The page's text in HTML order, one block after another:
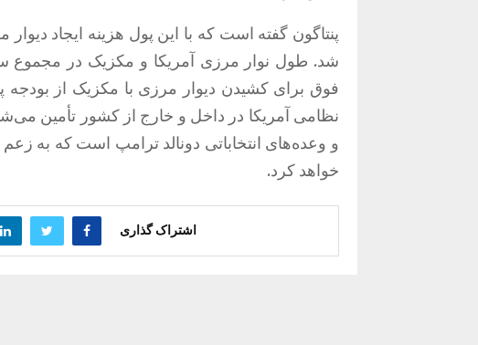
فوق برای کشیدن دیوار مرزی با مکزیک از
نظامی آمریكا در داخل و خارج از كشور تأمین
و وعده‌های انتخاباتی دونالد ترامپ است که به‌
خواهد کرد.
اشتراک گذاری